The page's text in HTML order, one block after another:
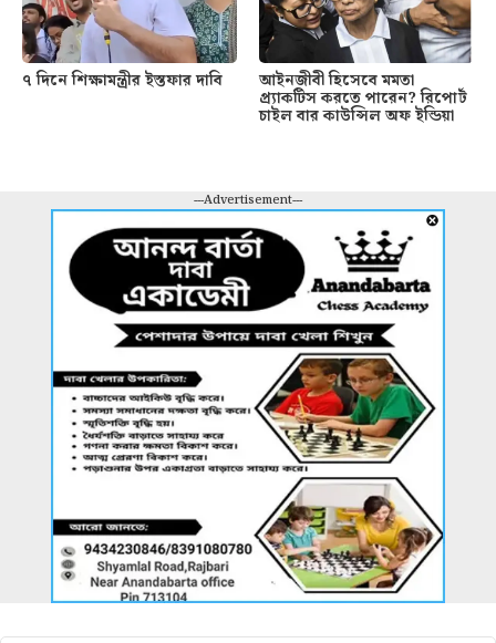
৭ দিনে শিক্ষামন্ত্রীর ইস্তফার দাবি আইনজীবী হিসেবে মমতা
প্র্যাকটিস করতে পারেন? রিপোর্ট
চাইল বার কাউন্সিল অফ ইন্ডিয়া
---Advertisement---